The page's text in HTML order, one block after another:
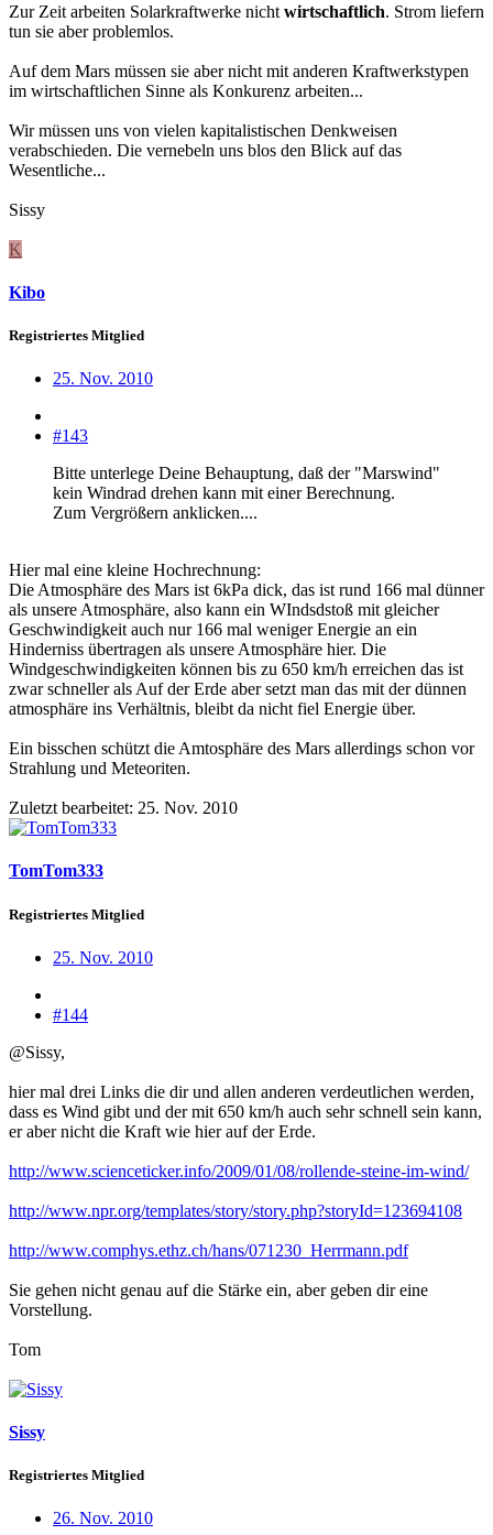
Zur Zeit arbeiten Solarkraftwerke nicht wirtschaftlich. Strom liefern
tun sie aber problemlos.
Auf dem Mars müssen sie aber nicht mit anderen Kraftwerkstypen
im wirtschaftlichen Sinne als Konkurenz arbeiten...
Wir müssen uns von vielen kapitalistischen Denkweisen
verabschieden. Die vernebeln uns blos den Blick auf das
Wesentliche...
Sissy
K
Kibo
Registriertes Mitglied
25. Nov. 2010
#143
Bitte unterlege Deine Behauptung, daß der "Marswind"
kein Windrad drehen kann mit einer Berechnung.
Zum Vergrößern anklicken....
Hier mal eine kleine Hochrechnung:
Die Atmosphäre des Mars ist 6kPa dick, das ist rund 166 mal dünner
als unsere Atmosphäre, also kann ein WIndsdstoß mit gleicher
Geschwindigkeit auch nur 166 mal weniger Energie an ein
Hinderniss übertragen als unsere Atmosphäre hier. Die
Windgeschwindigkeiten können bis zu 650 km/h erreichen das ist
zwar schneller als Auf der Erde aber setzt man das mit der dünnen
atmosphäre ins Verhältnis, bleibt da nicht fiel Energie über.
Ein bisschen schützt die Amtosphäre des Mars allerdings schon vor
Strahlung und Meteoriten.
Zuletzt bearbeitet: 25. Nov. 2010
TomTom333
Registriertes Mitglied
25. Nov. 2010
#144
@Sissy,
hier mal drei Links die dir und allen anderen verdeutlichen werden,
dass es Wind gibt und der mit 650 km/h auch sehr schnell sein kann,
er aber nicht die Kraft wie hier auf der Erde.
http://www.scienceticker.info/2009/01/08/rollende-steine-im-wind/
http://www.npr.org/templates/story/story.php?storyId=123694108
http://www.comphys.ethz.ch/hans/071230_Herrmann.pdf
Sie gehen nicht genau auf die Stärke ein, aber geben dir eine
Vorstellung.
Tom
Sissy
Registriertes Mitglied
26. Nov. 2010